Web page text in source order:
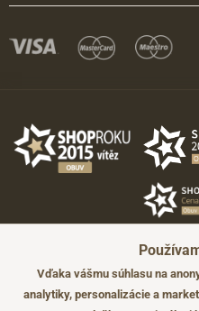
Vďaka vášmu súhlasu na
analytiky, personalizácie a